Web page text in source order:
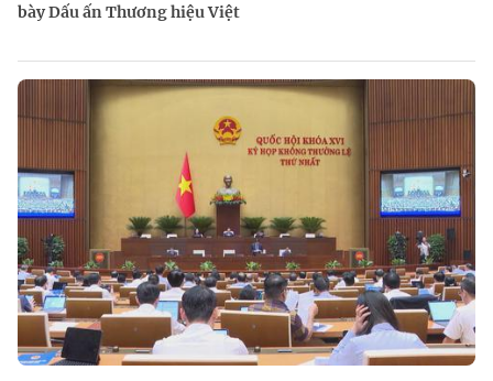
bày Dấu ấn Thương hiệu Việt